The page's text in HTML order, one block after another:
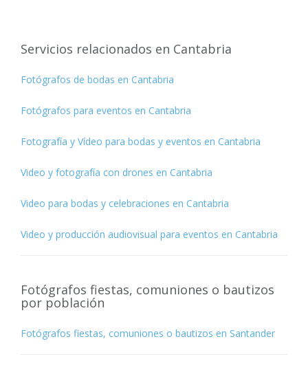
Servicios relacionados en Cantabria
Fotógrafos de bodas en Cantabria
Fotógrafos para eventos en Cantabria
Fotografía y Vídeo para bodas y eventos en Cantabria
Video y fotografía con drones en Cantabria
Video para bodas y celebraciones en Cantabria
Video y producción audiovisual para eventos en Cantabria
Fotógrafos fiestas, comuniones o bautizos
por población
Fotógrafos fiestas, comuniones o bautizos en Santander